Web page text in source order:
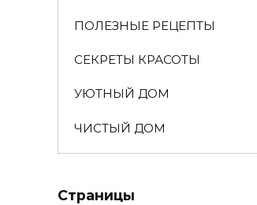
ПОЛЕЗНЫЕ РЕЦЕПТЫ
СЕКРЕТЫ КРАСОТЫ
УЮТНЫЙ ДОМ
ЧИСТЫЙ ДОМ
Страницы